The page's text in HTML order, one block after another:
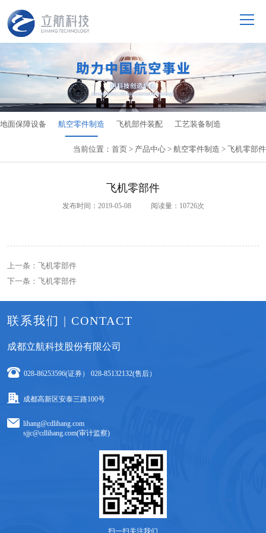
地面保障设备 航空零件制造 飞机部件装配 工艺装备制造
当前位置： 首页 > 产品中心 > 航空零件制造 > 飞机零部件
飞机零部件
发布时间：2019-05-08 阅读量：10726次
上一条：飞机零部件
下一条：飞机零部件
联系我们 | CONTACT
成都立航科技股份有限公司
028-86253596(证券） 028-85132132(售后）
成都高新区安泰三路100号
lihang@cdlihang.com
sjjc@cdlihang.com(审计监察)
扫一扫关注我们